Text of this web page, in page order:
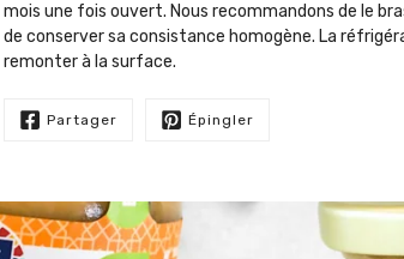
mois une fois ouvert. Nous recommandons de le
de conserver sa consistance homogène. La
remonter à la surface.
Partager Épingler